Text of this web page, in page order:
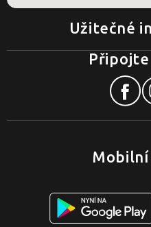
Užitečné
Připojte